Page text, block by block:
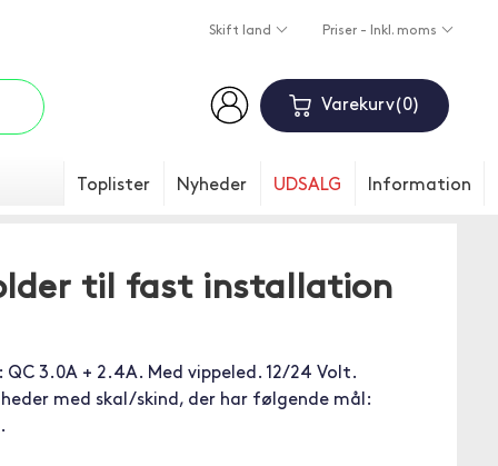
Skift land Priser - Inkl. moms
Varekurv 0
Toplister Nyheder UDSALG Information
til fast installation
QC 3.0A + 2.4A. Med vippeled. 12/24 Volt.
med skal/skind, der har følgende mål: